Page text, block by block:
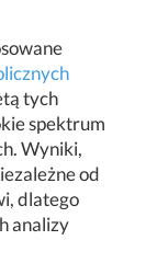
tych
spektrum
Wyniki,
od
dlatego
analizy